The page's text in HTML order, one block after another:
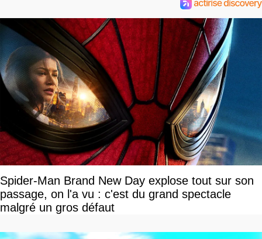
Spider-Man Brand New Day explose tout sur son
passage, on l'a vu : c'est du grand spectacle
malgré un gros défaut